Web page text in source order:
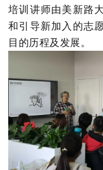
培训讲师由美新路
和引导新加入的志
目的历程及发展。